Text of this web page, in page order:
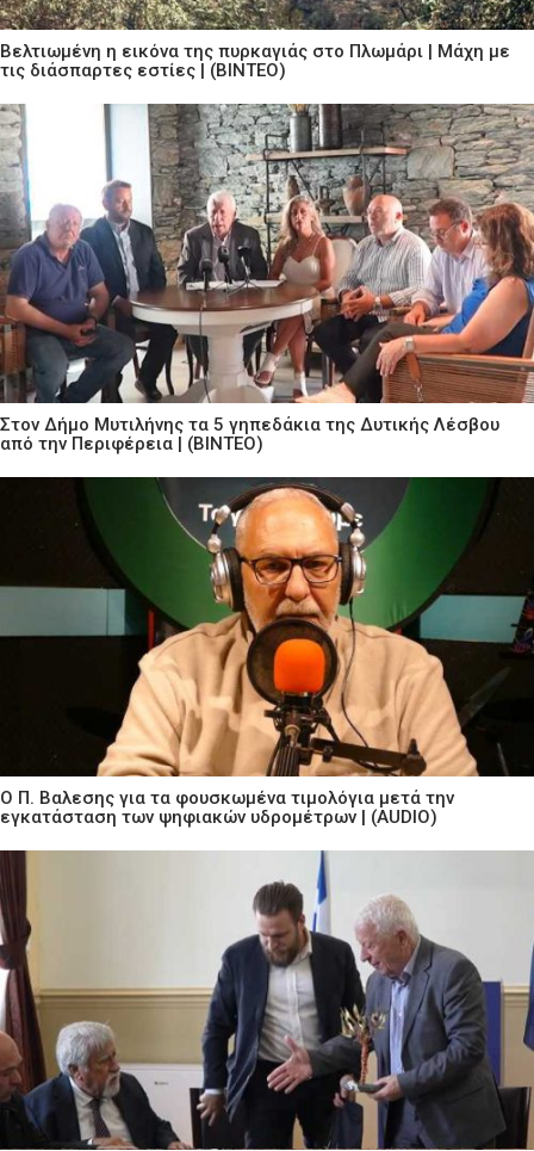
Βελτιωμένη η εικόνα της πυρκαγιάς στο Πλωμάρι | Μάχη με
τις διάσπαρτες εστίες | (ΒΙΝΤΕΟ)
Στον Δήμο Μυτιλήνης τα 5 γηπεδάκια της Δυτικής Λέσβου
από την Περιφέρεια | (ΒΙΝΤΕΟ)
Ο Π. Βαλεσης για τα φουσκωμένα τιμολόγια μετά την
εγκατάσταση των ψηφιακών υδρομέτρων | (AUDIO)